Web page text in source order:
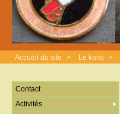
Accueil du site > Le karst >
Contact
Activités